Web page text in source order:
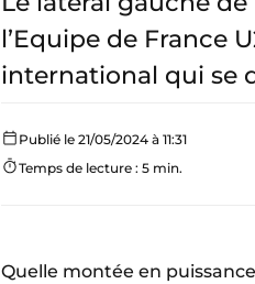
l’Equipe de France
international qui se
Publié le 21/05/2024 à 11:31
Temps de lecture : 5 min.
Quelle montée en